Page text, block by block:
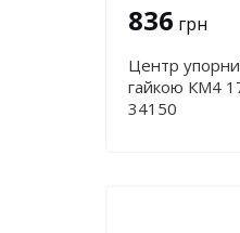
836 грн
Центр
гайкою КМ4
34150